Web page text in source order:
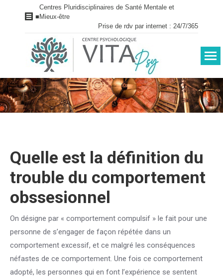
■
Centres Pluridisciplinaires de Santé Mentale et
Mieux-être
Prise de rdv par internet : 24/7/365
Vous êtes ici :
Quelle est la définition du
trouble du comportement
obssesionnel
On désigne par « comportement compulsif » le fait pour une
personne de s’engager de façon répétée dans un
comportement excessif, et ce malgré les conséquences
néfastes de ce comportement. Une fois ce comportement
adopté, les personnes qui en font l’expérience se sentent